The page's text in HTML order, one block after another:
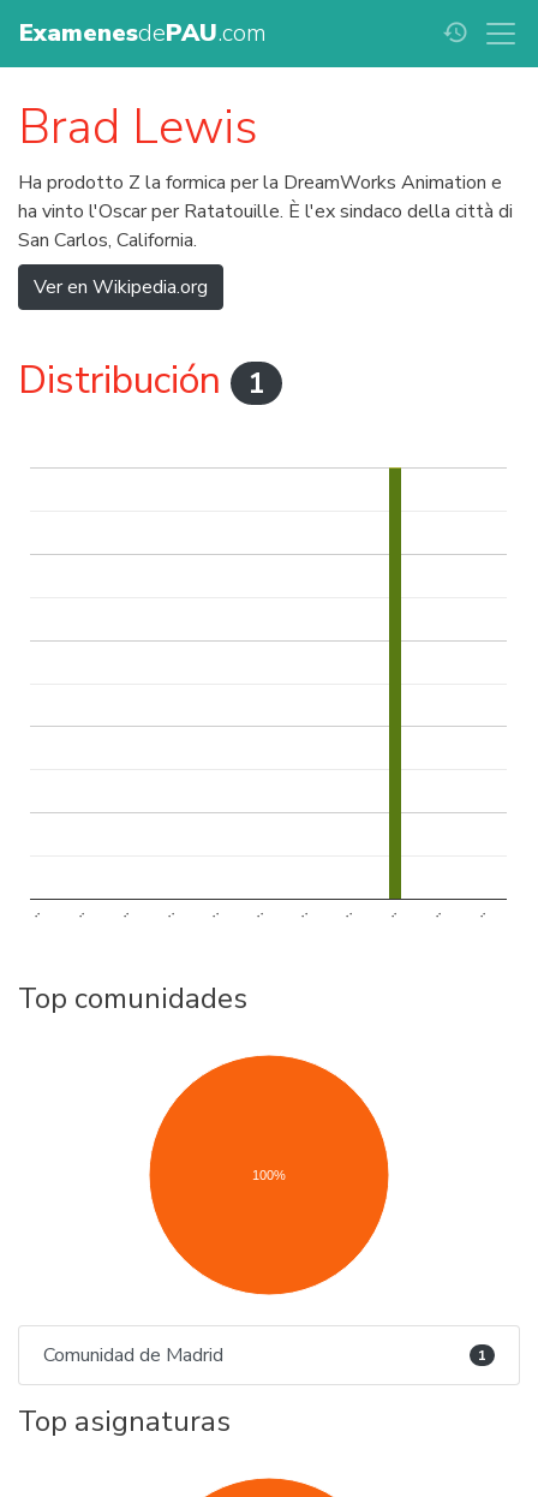
ExamenesdePAU.com history
Brad Lewis
Ha prodotto Z la formica per la DreamWorks Animation e
ha vinto l'Oscar per Ratatouille. È l'ex sindaco della città di
San Carlos, California.
Ver en Wikipedia.org
Distribución 1
.. .. .. .. .. .. .. .. .. .. ..
Top comunidades
100%
Comunidad de Madrid 1
Top asignaturas